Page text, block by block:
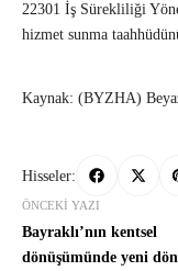
22301 İş Sürekliliği
hizmet sunma
Kaynak: (BYZHA)
Hisseler:
ÖNCEKI YAZI
Bayraklı’nın kentsel
dönüşümünde yeni